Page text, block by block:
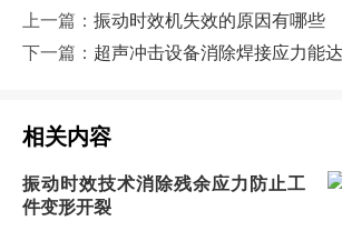
上一篇： 振动时效机失效的原因有哪些
下一篇： 超声冲击设备消除焊接应力能
相关内容
振动时效技术消除残余应力防止工
件变形开裂